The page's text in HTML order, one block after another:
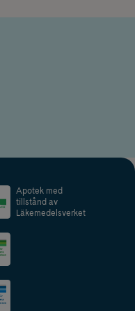
Apotek med
tillstånd av
Läkemedelsverket